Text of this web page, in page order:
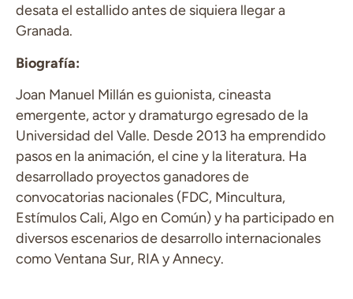
desata el estallido antes de siquiera llegar a
Granada.
Biografía:
Joan Manuel Millán esguionista, cineasta
emergente, actor y dramaturgo egresado de la
Universidad del Valle. Desde 2013 ha emprendido
pasos en la animación, el cine y la literatura. Ha
desarrollado proyectos ganadores de
convocatorias nacionales (FDC, Mincultura,
Estímulos Cali, Algo en Común) y ha participado en
diversos escenarios de desarrollo internacionales
como Ventana Sur, RIA y Annecy.